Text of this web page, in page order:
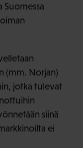
Suomessa
(mm. Norjan)
jotka tulevat
siinä
ei